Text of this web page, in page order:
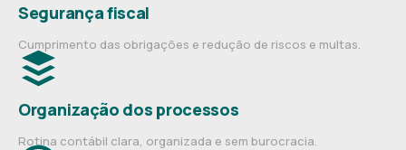
Segurança fiscal
Cumprimento das obrigações e redução de riscos e multas.
Organização dos processos
Rotina contábil clara, organizada e sem burocracia.